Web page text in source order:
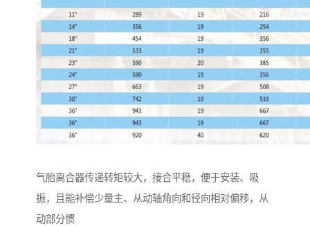
气胎离合器传递转矩较大，接合平稳，便于安装、吸
振，且能补偿少量主、从动轴角向和径向相对偏移，从
动部分惯